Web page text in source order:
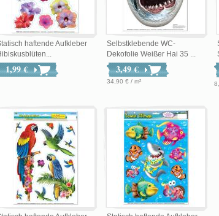
haftende Aufkleber
1,99 €
Selbstklebende WC-
Dekofolie Weißer Hai 35 ...
3,49 €
34,90 € / m²